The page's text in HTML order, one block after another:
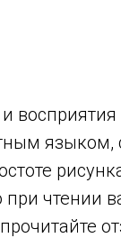
языком,
при чтении